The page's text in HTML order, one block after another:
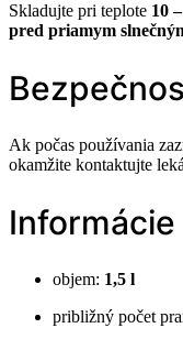
Skladujte pri teplote 10
pred priamym
Ak počas používania
okamžite kontaktujte
objem: 1,5 l
približný počet